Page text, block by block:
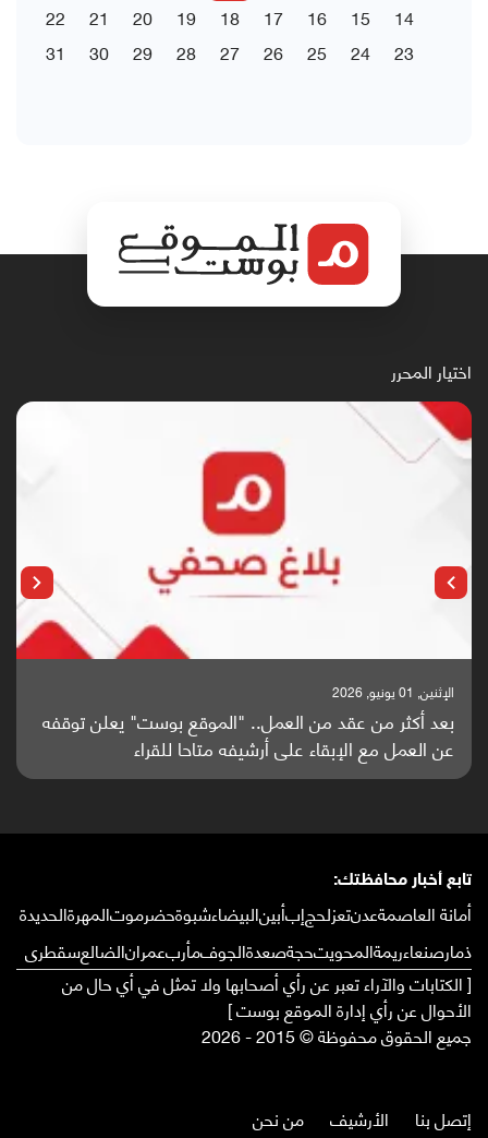
14
15
16
17
18
19
20
21
22
23
24
25
26
27
28
29
30
31
اختيار المحرر
الإثنين, 25 مايو, 2026
باحثون من اليمن يدخلون سباق أبحاث ألزهايمر بدراسة
واعدة منشورة عالميا (ترجمة)
تابع أخبار محافظتك:
أمانة العاصمةعدنتعزلحجإبأبينالبيضاءشبوةحضرموتالمهرةالحديدة
ذمارصنعاءريمةالمحويتحجةصعدةالجوفمأربعمرانالضالعسقطرى
[ الكتابات والآراء تعبر عن رأي أصحابها ولا تمثل في أي حال من
الأحوال عن رأي إدارة الموقع بوست ]
جميع الحقوق محفوظة © 2015 - 2026
إتصل بنا الأرشيف من نحن